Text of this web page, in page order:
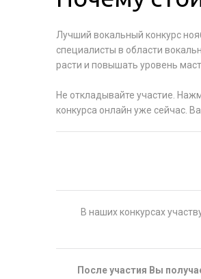
Лучший вокальный конкурс
специалисты в области
расти и повышать уровень
Не откладывайте участие.
конкурса онлайн уже сейчас.
В наших конкурсах
После участия Вы